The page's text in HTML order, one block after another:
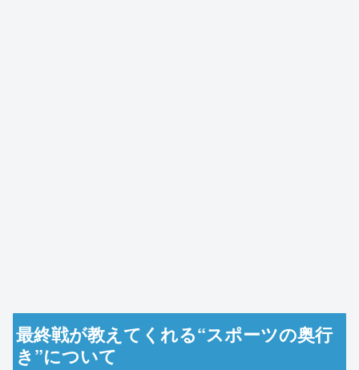
最終戦が教えてくれる“スポーツの奥行
き”について